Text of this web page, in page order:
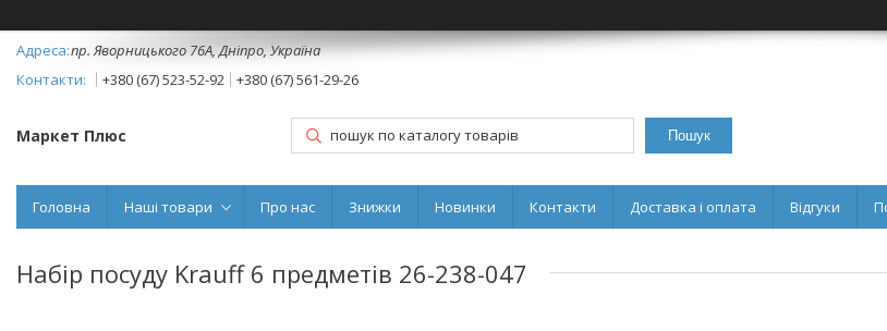
пр. Яворницького 76А, Дніпро, Україна
+380 (67) 523-52-92
+380 (67) 561-29-26
Маркет Плюс Пошук
Головна Наші товари Про нас Знижки Новинки Контакти Доставка і оплата Відгуки
Набір посуду Krauff 6 предметів 26-238-047